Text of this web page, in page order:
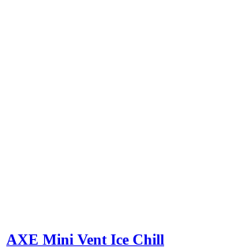
AXE Mini Vent Ice Chill